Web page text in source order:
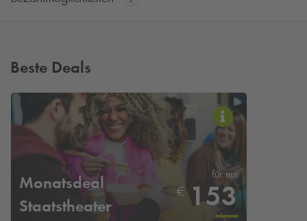
Beste Deals
Monatsdeal
Staatstheater
für nur
€ 153